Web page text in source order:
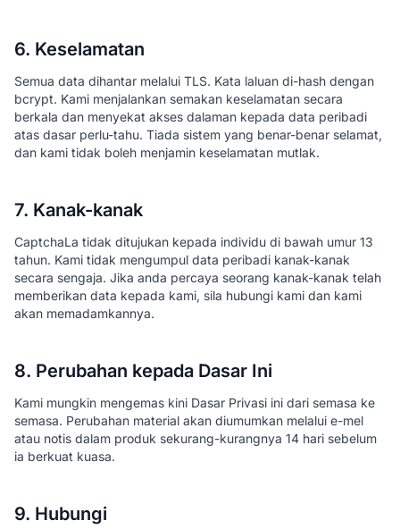
6. Keselamatan
Semua data dihantar melalui TLS. Kata laluan di-hash dengan
bcrypt. Kami menjalankan semakan keselamatan secara
berkala dan menyekat akses dalaman kepada data peribadi
atas dasar perlu-tahu. Tiada sistem yang benar-benar selamat,
dan kami tidak boleh menjamin keselamatan mutlak.
7. Kanak-kanak
CaptchaLa tidak ditujukan kepada individu di bawah umur 13
tahun. Kami tidak mengumpul data peribadi kanak-kanak
secara sengaja. Jika anda percaya seorang kanak-kanak telah
memberikan data kepada kami, sila hubungi kami dan kami
akan memadamkannya.
8. Perubahan kepada Dasar Ini
Kami mungkin mengemas kini Dasar Privasi ini dari semasa ke
semasa. Perubahan material akan diumumkan melalui e-mel
atau notis dalam produk sekurang-kurangnya 14 hari sebelum
ia berkuat kuasa.
9. Hubungi